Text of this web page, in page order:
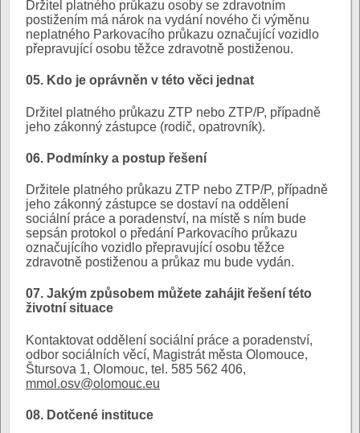
Držitel platného průkazu osoby se zdravotním
postižením má nárok na vydání nového či výměnu
neplatného Parkovacího průkazu označující vozidlo
přepravující osobu těžce zdravotně postiženou.
05. Kdo je oprávněn v této věci jednat
Držitel platného průkazu ZTP nebo ZTP/P, případně
jeho zákonný zástupce (rodič, opatrovník).
06. Podmínky a postup řešení
Držitele platného průkazu ZTP nebo ZTP/P, případně
jeho zákonný zástupce se dostaví na oddělení
sociální práce a poradenství, na místě s ním bude
sepsán protokol o předání Parkovacího průkazu
označujícího vozidlo přepravující osobu těžce
zdravotně postiženou a průkaz mu bude vydán.
07. Jakým způsobem můžete zahájit řešení této
životní situace
Kontaktovat oddělení sociální práce a poradenství,
odbor sociálních věcí, Magistrát města Olomouce,
Štursova 1, Olomouc, tel. 585 562 406,
mmol.osv@olomouc.eu
08. Dotčené instituce